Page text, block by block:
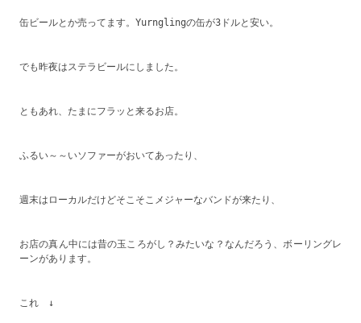
缶ビールとか売ってます。Yurnglingの缶が3ドルと安い。
でも昨夜はステラビールにしました。
ともあれ、たまにフラッと来るお店。
ふるい～～いソファーがおいてあったり、
週末はローカルだけどそこそこメジャーなバンドが来たり、
お店の真ん中には昔の玉ころがし？みたいな？なんだろう、ボーリングレ
ーンがあります。
これ　↓